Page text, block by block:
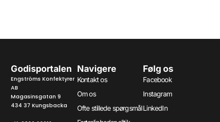
Godisportalen
Engströms Konfektyrer
AB
Magasinsgatan 9
434 37 Kungsbacka
Navigere
Kontakt os
Om os
Ofte stillede spørgsmål
Følg os
Facebook
Instagram
LinkedIn